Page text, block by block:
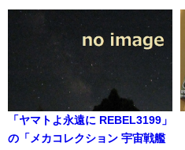
「ヤマトよ永遠に REBEL3199」
の「メカコレクション 宇宙戦艦